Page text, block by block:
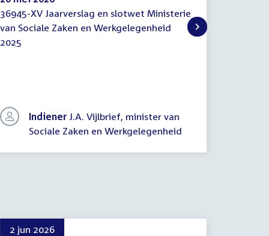
Begrotingswetsvoorstellen
36945-XV Jaarverslag en slotwet Ministerie
van Sociale Zaken en Werkgelegenheid
2025
Indiener J.A. Vijlbrief, minister van
Sociale Zaken en Werkgelegenheid
2 jun 2026